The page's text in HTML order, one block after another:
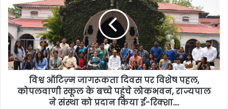
विश्व ऑटिज़्म जागरूकता दिवस पर विशेष पहल,
कोपलवाणी स्कूल के बच्चे पहुंचे लोकभवन, राज्यपाल
ने संस्था को प्रदान किया ई-रिक्शा….